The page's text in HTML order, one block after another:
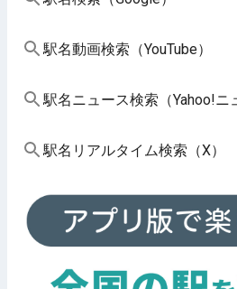
駅名動画検索（YouTube）
駅名ニュース検索（Yahoo!ニ
駅名リアルタイム検索（X）